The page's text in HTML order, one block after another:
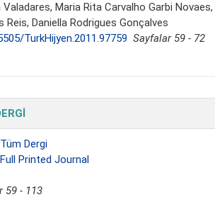
Valadares, Maria Rita Carvalho Garbi Novaes,
Reis, Daniella Rodrigues Gonçalves
TurkHijyen.2011.97759 Sayfalar 59 - 72
Dergi
Printed Journal
59 - 113